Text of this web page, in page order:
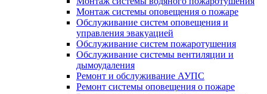
Монтаж системы оповещения о пожаре
Обслуживание систем оповещения и
управления эвакуацией
Обслуживание систем пожаротушения
Обслуживание системы вентиляции и
дымоудаления
Ремонт и обслуживание АУПС
Ремонт системы оповещения о пожаре